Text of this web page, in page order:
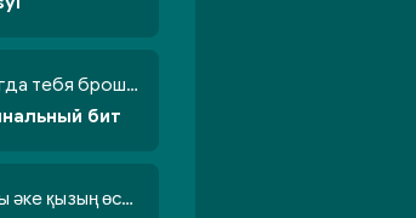
Я никогда тебя брошу никогда не кину
бит
Қарашы әке қызың өсті бойжеттіп